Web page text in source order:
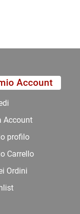
Account
Account
profilo
Carrello
Ordini